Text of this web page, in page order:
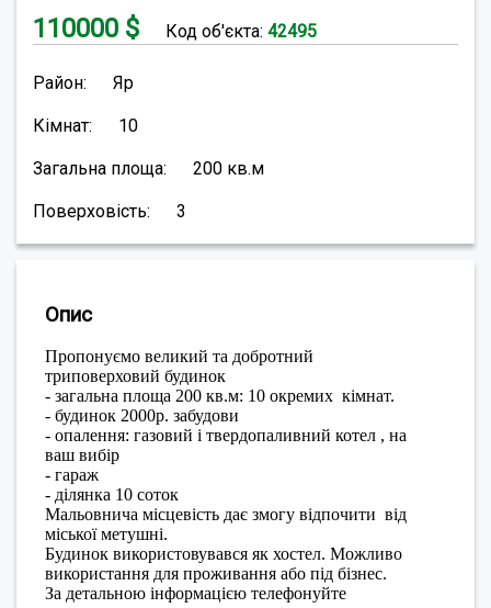
110000 $ Код об'єкта: 42495
Район: Яр
Кімнат: 10
Загальна площа: 200 кв.м
Поверховість: 3
Опис
Пропонуємо великий та добротний
триповерховий будинок
- загальна площа 200 кв.м: 10 окремих кімнат.
- будинок 2000р. забудови
- опалення: газовий і твердопаливний котел , на
ваш вибір
- гараж
- ділянка 10 соток
Мальовнича місцевість дає змогу відпочити від
міської метушні.
Будинок використовувався як хостел. Можливо
використання для проживання або під бізнес.
За детальною інформацією телефонуйте